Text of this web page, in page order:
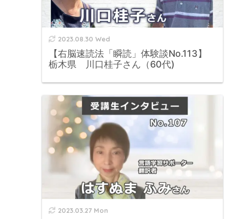
2023.08.30 Wed
【右脳速読法「瞬読」体験談No.113】
栃木県 川口桂子さん（60代)
2023.03.27 Mon